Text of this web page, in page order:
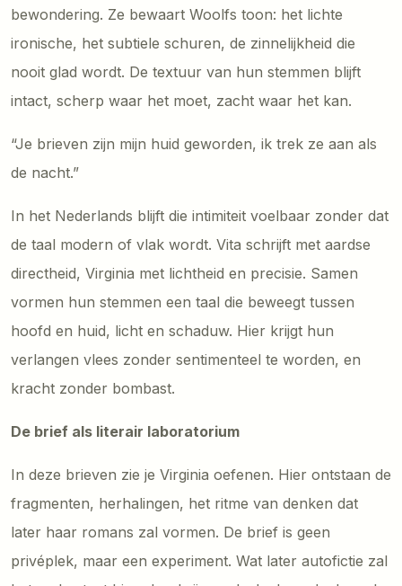
bewondering. Ze bewaart Woolfs toon: het lichte
ironische, het subtiele schuren, de zinnelijkheid die
nooit glad wordt. De textuur van hun stemmen blijft
intact, scherp waar het moet, zacht waar het kan.
“Je brieven zijn mijn huid geworden, ik trek ze aan als
de nacht.”
In het Nederlands blijft die intimiteit voelbaar zonder dat
de taal modern of vlak wordt. Vita schrijft met aardse
directheid, Virginia met lichtheid en precisie. Samen
vormen hun stemmen een taal die beweegt tussen
hoofd en huid, licht en schaduw. Hier krijgt hun
verlangen vlees zonder sentimenteel te worden, en
kracht zonder bombast.
De brief als literair laboratorium
In deze brieven zie je Virginia oefenen. Hier ontstaan de
fragmenten, herhalingen, het ritme van denken dat
later haar romans zal vormen. De brief is geen
privéplek, maar een experiment. Wat later autofictie zal